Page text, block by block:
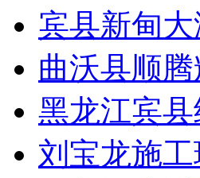
宾县新甸
曲沃县顺
黑龙江宾
刘宝龙施工